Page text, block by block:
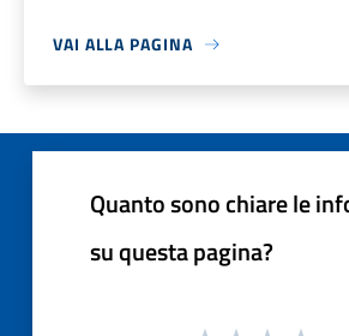
VAI ALLA PAGINA
Quanto sono chiare le
su questa pagina?